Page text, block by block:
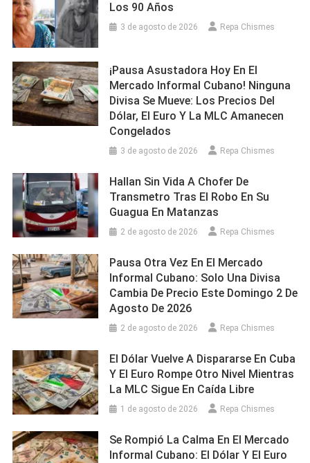
Los 90 Años
3 de agosto de 2026 Repa Chismes
¡Pausa Asustadora Hoy En El
Mercado Informal Cubano! Ninguna
Divisa Se Mueve: Los Precios Del
Dólar, El Euro Y La MLC Amanecen
Congelados
3 de agosto de 2026 Repa Chismes
Hallan Sin Vida A Chofer De
Transmetro Tras El Robo En Su
Guagua En Matanzas
2 de agosto de 2026 Repa Chismes
Pausa Otra Vez En El Mercado
Informal Cubano: Solo Una Divisa
Cambia De Precio Este Domingo 2 De
Agosto De 2026
2 de agosto de 2026 Repa Chismes
El Dólar Vuelve A Dispararse En Cuba
Y El Euro Rompe Otro Nivel Mientras
La MLC Sigue En Caída Libre
1 de agosto de 2026 Repa Chismes
Se Rompió La Calma En El Mercado
Informal Cubano: El Dólar Y El Euro